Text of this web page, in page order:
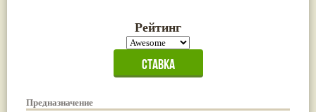
Рейтинг
Предназначение